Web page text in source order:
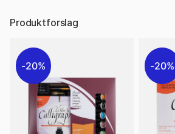
Produktforslag
20% 20%